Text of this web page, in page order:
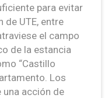
para evitar
de UTE, entre
el campo
de la estancia
“Castillo
Los
acción de